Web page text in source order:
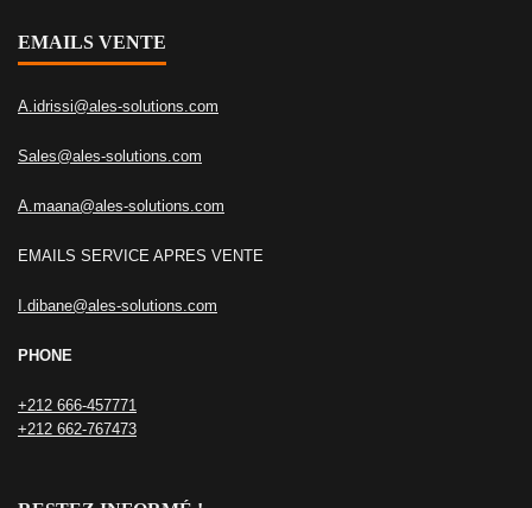
EMAILS VENTE
A.idrissi@ales-solutions.com
Sales@ales-solutions.com
A.maana@ales-solutions.com
EMAILS SERVICE APRES VENTE
I.dibane@ales-solutions.com
PHONE
+212 666-457771
+212 662-767473